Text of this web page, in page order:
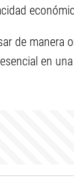
de manera
en una